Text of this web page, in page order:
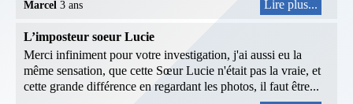
Marcel 3 ans Lire plus...
L’imposteur soeur Lucie
Merci infiniment pour votre investigation, j'ai aussi eu la
même sensation, que cette Sœur Lucie n'était pas la vraie, et
cette grande différence en regardant les photos, il faut être...